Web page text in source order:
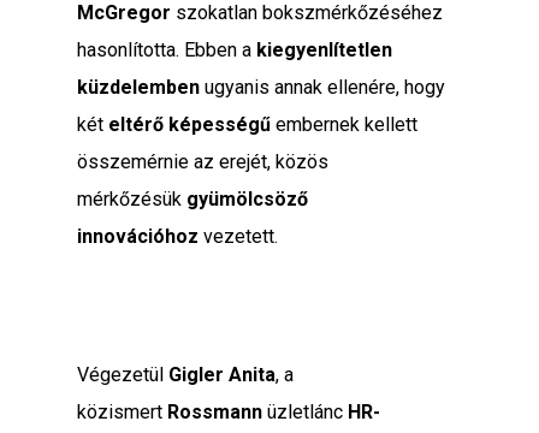
McGregor szokatlan bokszmérkőzéséhez
hasonlította. Ebben a kiegyenlítetlen
küzdelemben ugyanis annak ellenére, hogy
két eltérő képességű embernek kellett
összemérnie az erejét, közös
mérkőzésük gyümölcsöző
innovációhoz vezetett.
Végezetül Gigler Anita, a
közismert Rossmann üzletlánc HR-